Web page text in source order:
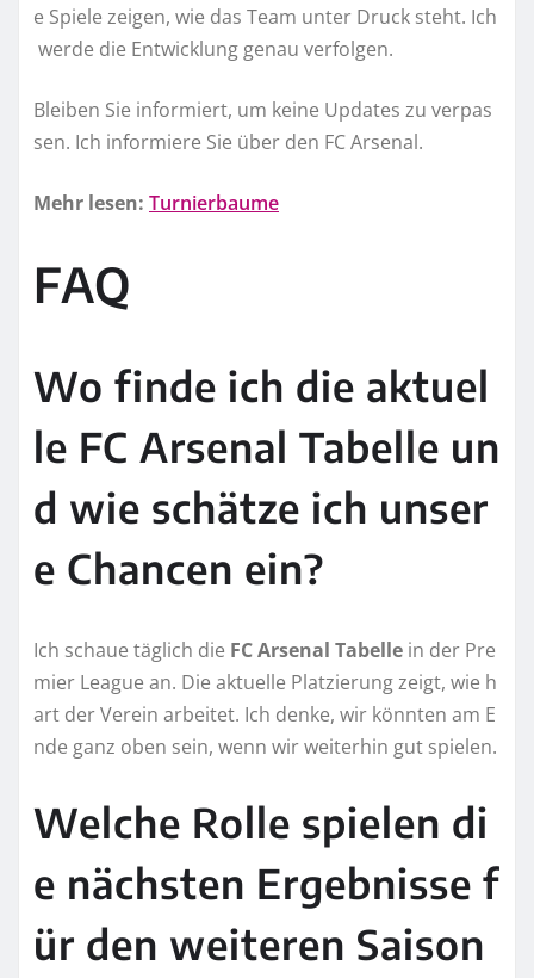
e Spiele zeigen, wie das Team unter Druck steht. Ich
werde die Entwicklung genau verfolgen.
Bleiben Sie informiert, um keine Updates zu verpas
sen. Ich informiere Sie über den FC Arsenal.
Mehr lesen: Turnierbaume
FAQ
Wo finde ich die aktuel
le FC Arsenal Tabelle un
d wie schätze ich unser
e Chancen ein?
Ich schaue täglich die FC Arsenal Tabelle in der Pre
mier League an. Die aktuelle Platzierung zeigt, wie h
art der Verein arbeitet. Ich denke, wir könnten am E
nde ganz oben sein, wenn wir weiterhin gut spielen.
Welche Rolle spielen di
e nächsten Ergebnisse f
ür den weiteren Saison